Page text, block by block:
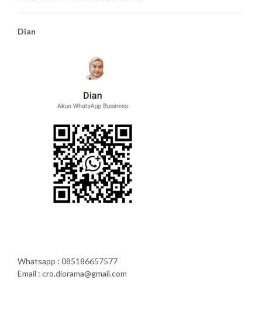
Dian
Whatsapp : 085186657577
Email : cro.diorama@gmail.com